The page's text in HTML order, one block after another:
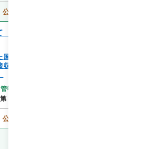
公開
運輸省施設局長宛）
有の家屋等の譲渡又は除去（蔵管
解除された国有の家屋等の譲渡又
等年度
５９１号
公開